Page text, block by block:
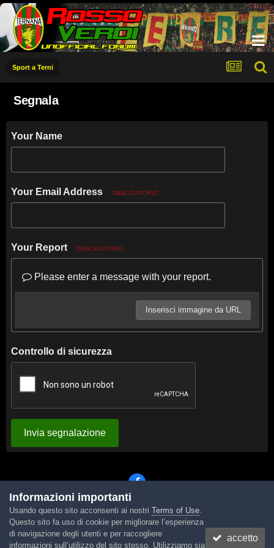
Sport a Terni
Segnala
Your Name
Your Email Address OBBLIGATORIO
Your Report OBBLIGATORIO
Please enter a message with your report.
Inserisci immagine da URL
Controllo di sicurezza
Invia segnalazione
Lingua Tema Contattaci Cookies
Powered by Invision Community
Informazioni importanti
Usando questo sito acconsenti ai nostri Terms of Use.
Questo sito fa uso di cookie per migliorare l’esperienza
di navigazione degli utenti e per raccogliere
informazioni sull’utilizzo del sito stesso. Utilizziamo sia
accetto